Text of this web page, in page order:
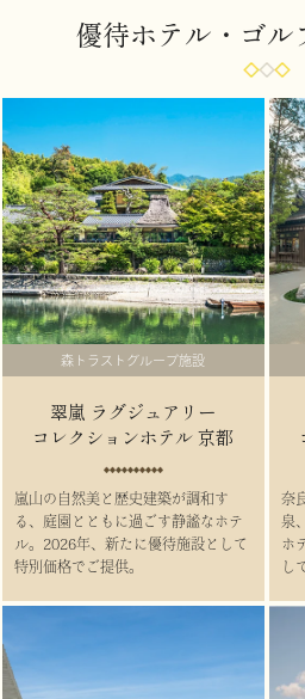
優待ホテル・ゴル
森トラストグループ施設
翠嵐 ラグジュアリー
コレクションホテル 京都
嵐山の自然美と歴史建築が調和す
る、庭園とともに過ごす静謐なホテ
ル。2026年、新たに優待施設として
特別価格でご提供。
奈
泉
ホ
し